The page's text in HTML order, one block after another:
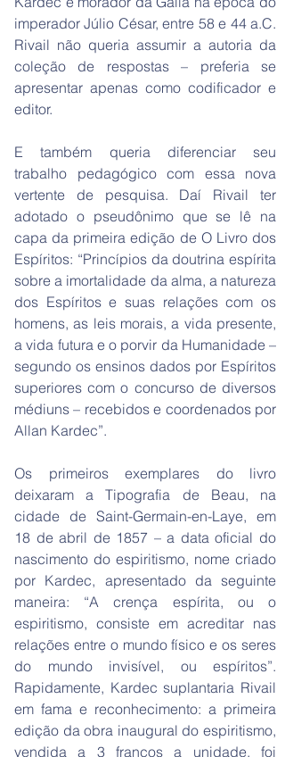
imperador Júlio César, entre 58 e 44 a.C.
Rivail não queria assumir a autoria da
coleção de respostas – preferia se
apresentar apenas como codificador e
editor.
E também queria diferenciar seu
trabalho pedagógico com essa nova
vertente de pesquisa. Daí Rivail ter
adotado o pseudônimo que se lê na
capa da primeira edição de O Livro dos
Espíritos: “Princípios da doutrina espírita
sobre a imortalidade da alma, a natureza
dos Espíritos e suas relações com os
homens, as leis morais, a vida presente,
a vida futura e o porvir da Humanidade –
segundo os ensinos dados por Espíritos
superiores com o concurso de diversos
médiuns – recebidos e coordenados por
Allan Kardec”.
Os primeiros exemplares do livro
deixaram a Tipografia de Beau, na
cidade de Saint-Germain-en-Laye, em
18 de abril de 1857 – a data oficial do
nascimento do espiritismo, nome criado
por Kardec, apresentado da seguinte
maneira: “A crença espírita, ou o
espiritismo, consiste em acreditar nas
relações entre o mundo físico e os seres
do mundo invisível, ou espíritos”.
Rapidamente, Kardec suplantaria Rivail
em fama e reconhecimento: a primeira
edição da obra inaugural do espiritismo,
vendida a 3 francos a unidade, foi